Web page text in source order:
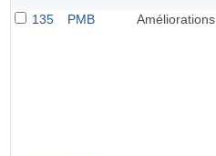
135 PMB Améliorations